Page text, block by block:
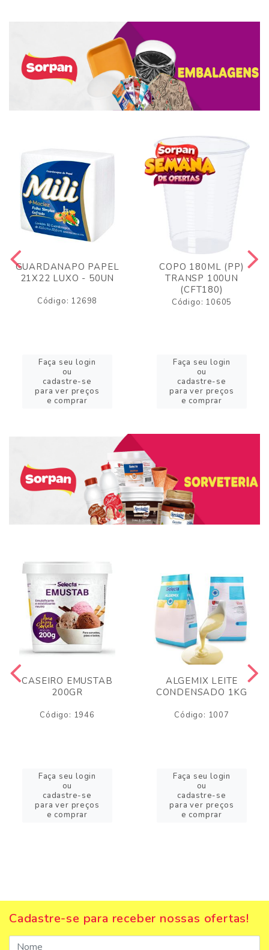
GUARDANAPO PAPEL
21X22 LUXO - 50UN
Código: 12698
Faça seu login
ou
cadastre-se
para ver preços
e comprar
COPO 180ML (PP)
TRANSP 100UN
(CFT180)
Código: 10605
Faça seu login
ou
cadastre-se
para ver preços
e comprar
CASEIRO EMUSTAB
200GR
Código: 1946
Faça seu login
ou
cadastre-se
para ver preços
e comprar
ALGEMIX LEITE
CONDENSADO 1KG
Código: 1007
Faça seu login
ou
cadastre-se
para ver preços
e comprar
Cadastre-se para receber nossas ofertas!